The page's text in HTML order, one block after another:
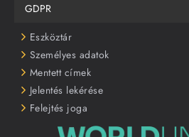
GDPR
Eszköztár
Személyes adatok
Mentett címek
Jelentés lekérése
Felejtés joga